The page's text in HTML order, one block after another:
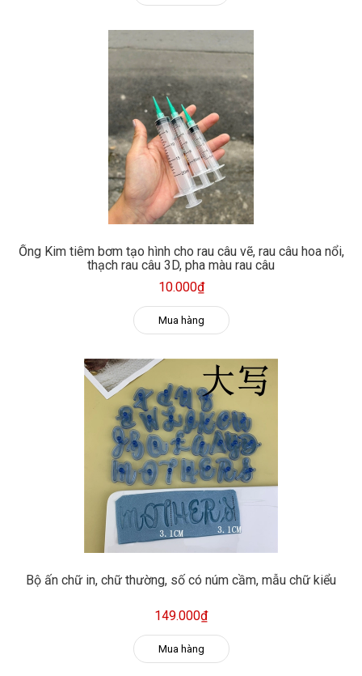
Ống Kim tiêm bơm tạo hình cho rau câu vẽ, rau câu hoa nổi,
thạch rau câu 3D, pha màu rau câu
10.000₫
Mua hàng
Bộ ấn chữ in, chữ thường, số có núm cầm, mẫu chữ kiểu
149.000₫
Mua hàng